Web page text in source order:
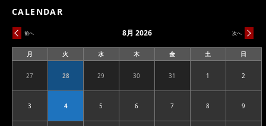
CALENDAR
前へ 次へ
8月 2026
月
曜
火
曜
水
曜
木
曜
金
曜
土
曜
日
曜
272026.07.27 282026.07.28 292026.07.29 302026.07.30 312026.07.31 12026.08.01 2
32026.08.03 42026.08.04 52026.08.05 62026.08.06 72026.08.07 82026.08.08 9